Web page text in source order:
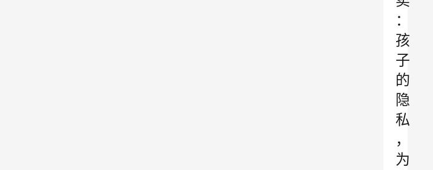
：
孩
子
的
隐
私
，
为